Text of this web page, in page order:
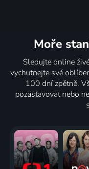
Moře
Sledujte online
vychutnejte své
100 dní zpětně.
pozastavovat nebo